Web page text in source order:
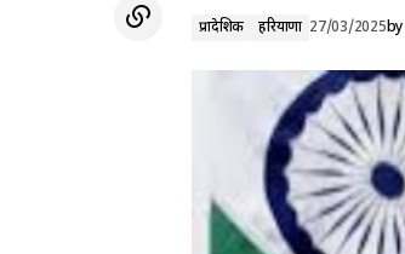
प्रादेशिक हरियाणा 27/03/2025by